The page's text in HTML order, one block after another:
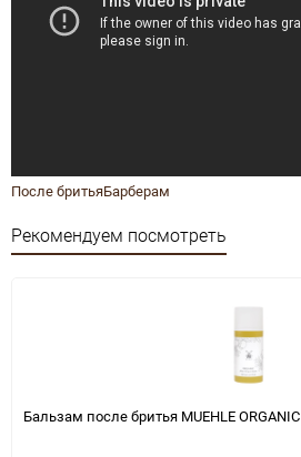
После бритьяБарберам
Рекомендуем посмотреть
Бальзам после бритья MUEHLE ORGANIC